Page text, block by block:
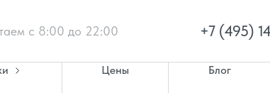
с 8:00 до 22:00 +7 (495)
Цены Блог